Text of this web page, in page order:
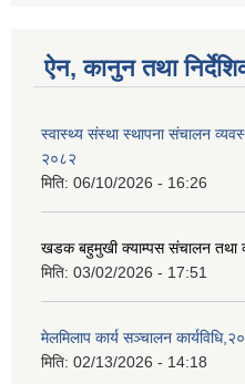
ऐन, कानुन तथा
स्वास्थ्य संस्था स्थापना संचालन
२०८२
मिति: 06/10/2026 - 16:26
खडक बहुमुखी क्याम्पस संचालन तथा
मिति: 03/02/2026 - 17:51
मेलमिलाप कार्य सञ्चालन
मिति: 02/13/2026 - 14:18